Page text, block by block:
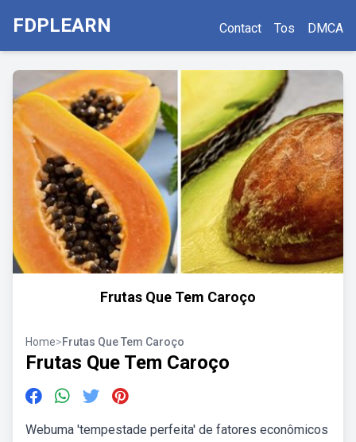
FDPLEARN Contact Tos DMCA
Frutas Que Tem Caroço
Home>Frutas Que Tem Caroço
Frutas Que Tem Caroço
Webuma 'tempestade perfeita' de fatores econômicos